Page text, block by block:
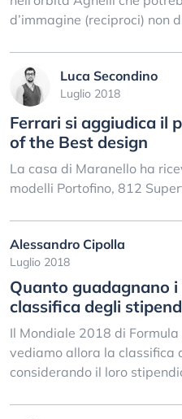
d’immagine (reciproci) non
Luca Secondino
Luglio 2018
Ferrari si aggiudica il
of the Best design
La casa di Maranello ha
modelli Portofino, 812
Alessandro Cipolla
Luglio 2018
Quanto guadagnano
classifica degli
Il Mondiale 2018 di
vediamo allora la classifica
considerando il loro